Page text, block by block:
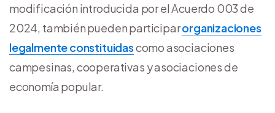
modificación introducida por el Acuerdo 003 de
2024, también pueden participarorganizaciones
legalmente constituidascomo asociaciones
campesinas, cooperativas y asociaciones de
economía popular.